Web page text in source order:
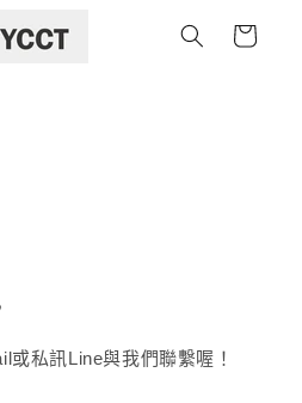
物
或私訊Line與我們聯繫喔！